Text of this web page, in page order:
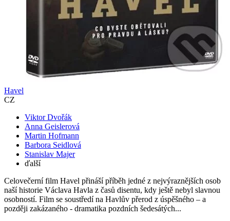
Havel
CZ
Viktor Dvořák
Anna Geislerová
Martin Hofmann
Barbora Seidlová
Stanislav Majer
ďalší
Celovečerní film Havel přináší příběh jedné z nejvýraznějších osob
naší historie Václava Havla z časů disentu, kdy ještě nebyl slavnou
osobností. Film se soustředí na Havlův přerod z úspěšného – a
později zakázaného - dramatika pozdních šedesátých...